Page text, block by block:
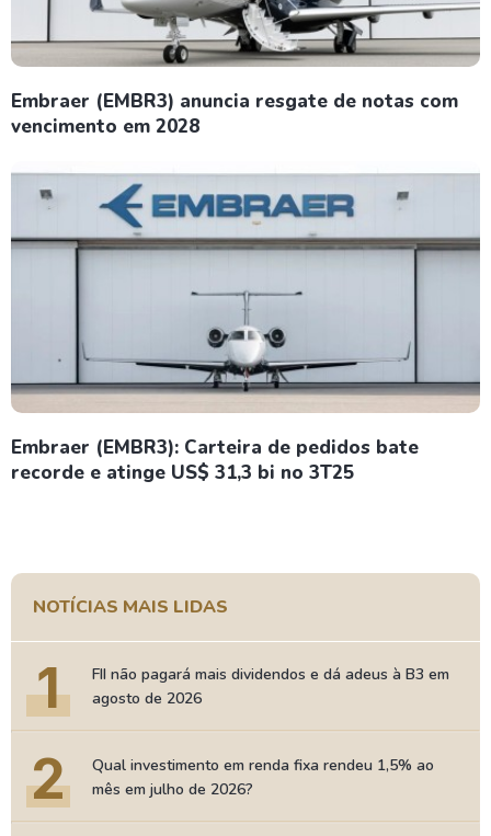
Embraer (EMBR3) anuncia resgate de notas com
vencimento em 2028
Embraer (EMBR3): Carteira de pedidos bate
recorde e atinge US$ 31,3 bi no 3T25
NOTÍCIAS MAIS LIDAS
1
FII não pagará mais dividendos e dá adeus à B3 em
agosto de 2026
2
Qual investimento em renda fixa rendeu 1,5% ao
mês em julho de 2026?